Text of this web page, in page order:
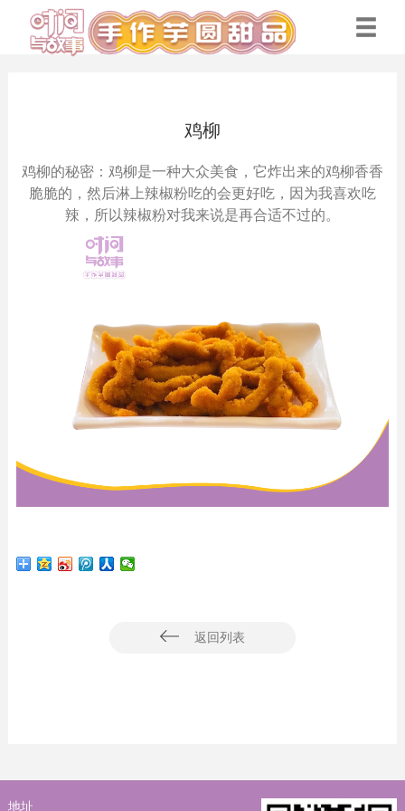
鸡柳
鸡柳的秘密：鸡柳是一种大众美食，它炸出来的鸡柳香香
脆脆的，然后淋上辣椒粉吃的会更好吃，因为我喜欢吃
辣，所以辣椒粉对我来说是再合适不过的。
返回列表
地址